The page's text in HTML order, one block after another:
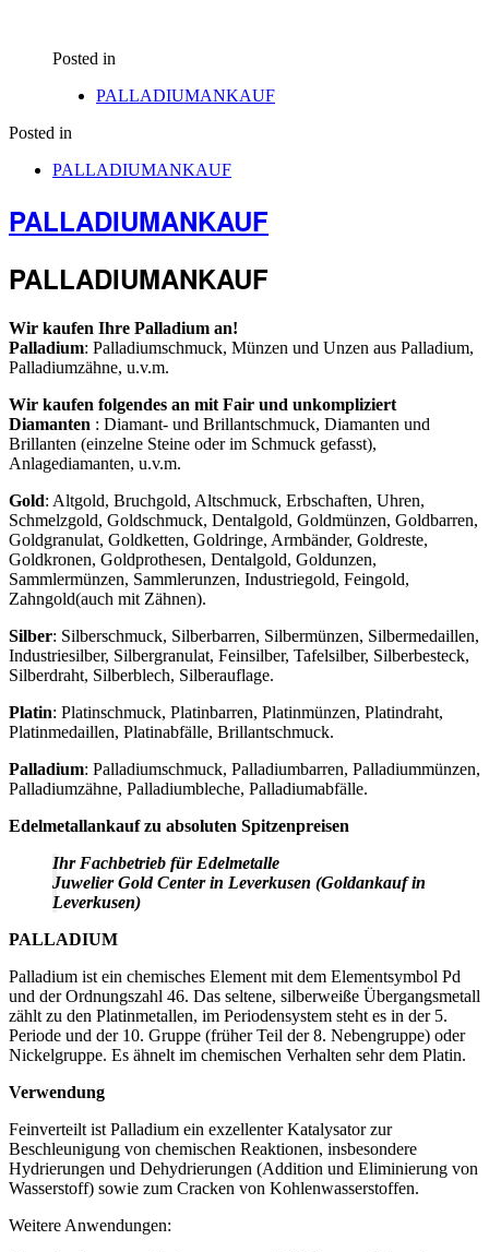
Posted in
PALLADIUMANKAUF
Posted in
PALLADIUMANKAUF
PALLADIUMANKAUF
PALLADIUMANKAUF
Wir kaufen Ihre Palladium an!
Palladium: Palladiumschmuck, Münzen und Unzen aus Palladium,
Palladiumzähne, u.v.m.
Wir kaufen folgendes an mit Fair und unkompliziert
Diamanten : Diamant- und Brillantschmuck, Diamanten und
Brillanten (einzelne Steine oder im Schmuck gefasst),
Anlagediamanten, u.v.m.
Gold: Altgold, Bruchgold, Altschmuck, Erbschaften, Uhren,
Schmelzgold, Goldschmuck, Dentalgold, Goldmünzen, Goldbarren,
Goldgranulat, Goldketten, Goldringe, Armbänder, Goldreste,
Goldkronen, Goldprothesen, Dentalgold, Goldunzen,
Sammlermünzen, Sammlerunzen, Industriegold, Feingold,
Zahngold(auch mit Zähnen).
Silber: Silberschmuck, Silberbarren, Silbermünzen, Silbermedaillen,
Industriesilber, Silbergranulat, Feinsilber, Tafelsilber, Silberbesteck,
Silberdraht, Silberblech, Silberauflage.
Platin: Platinschmuck, Platinbarren, Platinmünzen, Platindraht,
Platinmedaillen, Platinabfälle, Brillantschmuck.
Palladium: Palladiumschmuck, Palladiumbarren, Palladiummünzen,
Palladiumzähne, Palladiumbleche, Palladiumabfälle.
Edelmetallankauf zu absoluten Spitzenpreisen
Ihr Fachbetrieb für Edelmetalle
Juwelier Gold Center in Leverkusen (Goldankauf in
Leverkusen)
PALLADIUM
Palladium ist ein chemisches Element mit dem Elementsymbol Pd
und der Ordnungszahl 46. Das seltene, silberweiße Übergangsmetall
zählt zu den Platinmetallen, im Periodensystem steht es in der 5.
Periode und der 10. Gruppe (früher Teil der 8. Nebengruppe) oder
Nickelgruppe. Es ähnelt im chemischen Verhalten sehr dem Platin.
Verwendung
Feinverteilt ist Palladium ein exzellenter Katalysator zur
Beschleunigung von chemischen Reaktionen, insbesondere
Hydrierungen und Dehydrierungen (Addition und Eliminierung von
Wasserstoff) sowie zum Cracken von Kohlenwasserstoffen.
Weitere Anwendungen: